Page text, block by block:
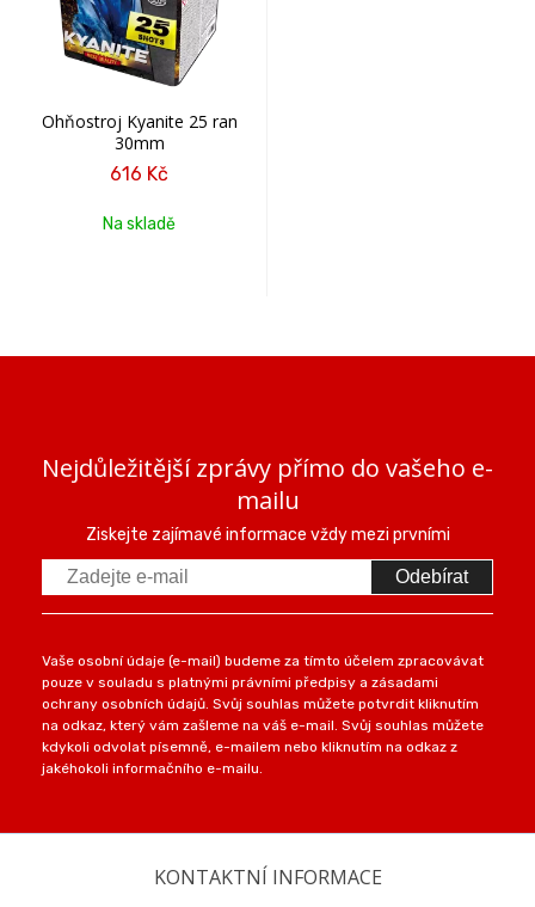
Ohňostroj Kyanite 25 ran
30mm
616 Kč
Na skladě
Nejdůležitější zprávy přímo do vašeho e-
mailu
Ziskejte zajímavé informace vždy mezi prvními
Odebírat
Vaše osobní údaje (e-mail) budeme za tímto účelem zpracovávat
pouze v souladu s platnými právními předpisy a zásadami
ochrany osobních údajů. Svůj souhlas můžete potvrdit kliknutím
na odkaz, který vám zašleme na váš e-mail. Svůj souhlas můžete
kdykoli odvolat písemně, e-mailem nebo kliknutím na odkaz z
jakéhokoli informačního e-mailu.
KONTAKTNÍ INFORMACE